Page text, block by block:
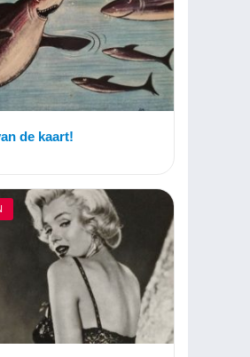
de kaart!